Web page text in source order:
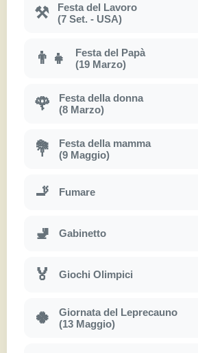
⚒
Festa del Lavoro
(7 Set. - USA)
👨‍👧
Festa del Papà
(19 Marzo)
🌹
Festa della donna
(8 Marzo)
💐
Festa della mamma
(9 Maggio)
🚬 Fumare
🚽 Gabinetto
🏅 Giochi Olimpici
🍀
Giornata del Leprecauno
(13 Maggio)